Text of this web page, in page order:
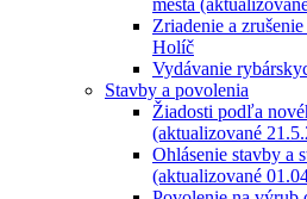
mesta
Zriadenie a
Holíč
Vydávanie
Stavby a povolenia
Žiadosti podľa
(aktualizované
Ohlásenie stavby a
(aktualizované